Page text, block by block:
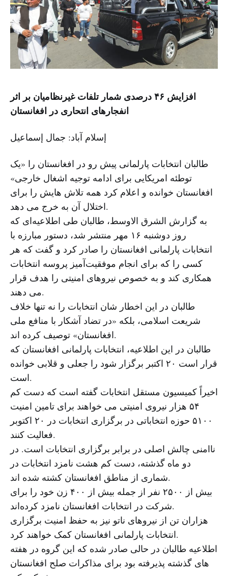
افزایش ۴۶ درصدی شمار تلفات غیرنظامیان بر اثر
انفجارهای انتحاری در افغانستان
إسلام آباد: جمال إسماعیل
طالبان انتخابات پارلمانی پیش رو در افغانستان را «یک
توطئه امریکایی برای ادامه توجیه اشغال خارجی»
افغانستان خوانده و اعلام کرد همه تلاش هایش را برای
اختلال آن به خرج می دهد.
به گزارش الشرق الاوسط، طالبان طی اطلاعیه‌ای که
روز دوشنبه ۱۶ مهر منتشر شد، دستور مبارزه با
انتخابات پارلمانی افغانستان را صادر کرد و گفت که هر
کسی را که برای انجام موفقیت‌آمیز پروسه انتخابات
همکاری کند و به خصوص نیروهای امنیتی را هدف قرار
می دهند.
طالبان در این اخطار شان انتخابات را نه تنها خلاف
شریعت اسلامی، بلکه «در تضاد آشکار با منافع ملی
افغانستان» توصیف کرده اند.
طالبان در این اطلاعیه، انتخابات پارلمانی افغانستان که
قرار است ۲۰ اکتبر برگزار شود را جعلی و قلابی خوانده
است.
اخیراً کمیسیون مستقل انتخابات گفته است که دست کم
۵۴ هزار نیروی امنیتی می خواهند برای تامین امنیت
۵۱۰۰ حوزه انتخاباتی در برگزاری انتخابات در ۲۰ اکتوبر
فعالیت کنند.
ناامنی چالش اصلی در برابر برگزاری انتخابات است. در
دو ماه گذشته، دست کم هشت نامزد انتخابات در
شماری از مناطق افغانستان کشته شده اند.
بیش از ۲۵۰۰ نفر از جمله بیش از ۴۰۰ زن خود را برای
شرکت در انتخابات افغانستان نامزد کرده‌اند.
هزاران تن از نیروهای ناتو نیز به حفظ امنیت برگزاری
انتخابات پارلمانی افغانستان کمک خواهند کرد.
اطلاعیه طالبان در حالی صادر شده که این گروه در هفته
های گذشته پذیرفته بود برای مذاکرات صلح افغانستان